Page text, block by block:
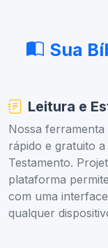
Sua
Leitura e
Nossa ferramenta
rápido e gratuito
Testamento.
plataforma
com uma
qualquer